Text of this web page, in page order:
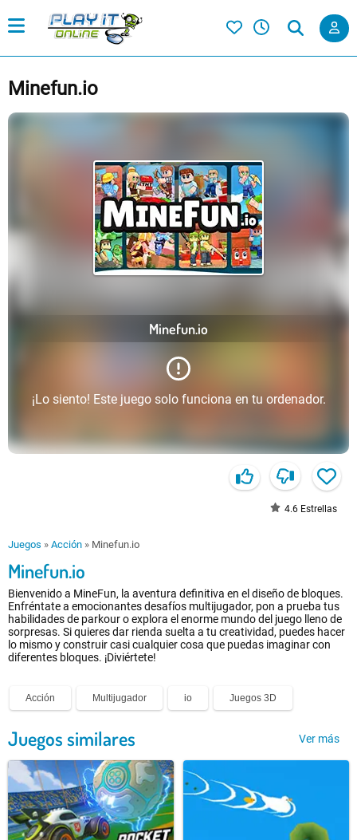
Minefun.io
Minefun.io
¡Lo siento! Este juego solo funciona en tu ordenador.
4.6 Estrellas
Juegos » Acción » Minefun.io
Minefun.io
Bienvenido a MineFun, la aventura definitiva en el diseño de bloques.
Enfréntate a emocionantes desafíos multijugador, pon a prueba tus
habilidades de parkour o explora el enorme mundo del juego lleno de
sorpresas. Si quieres dar rienda suelta a tu creatividad, puedes hacer
lo mismo y construir casi cualquier cosa que puedas imaginar con
diferentes bloques. ¡Diviértete!
Acción Multijugador io Juegos 3D
Juegos similares Ver más